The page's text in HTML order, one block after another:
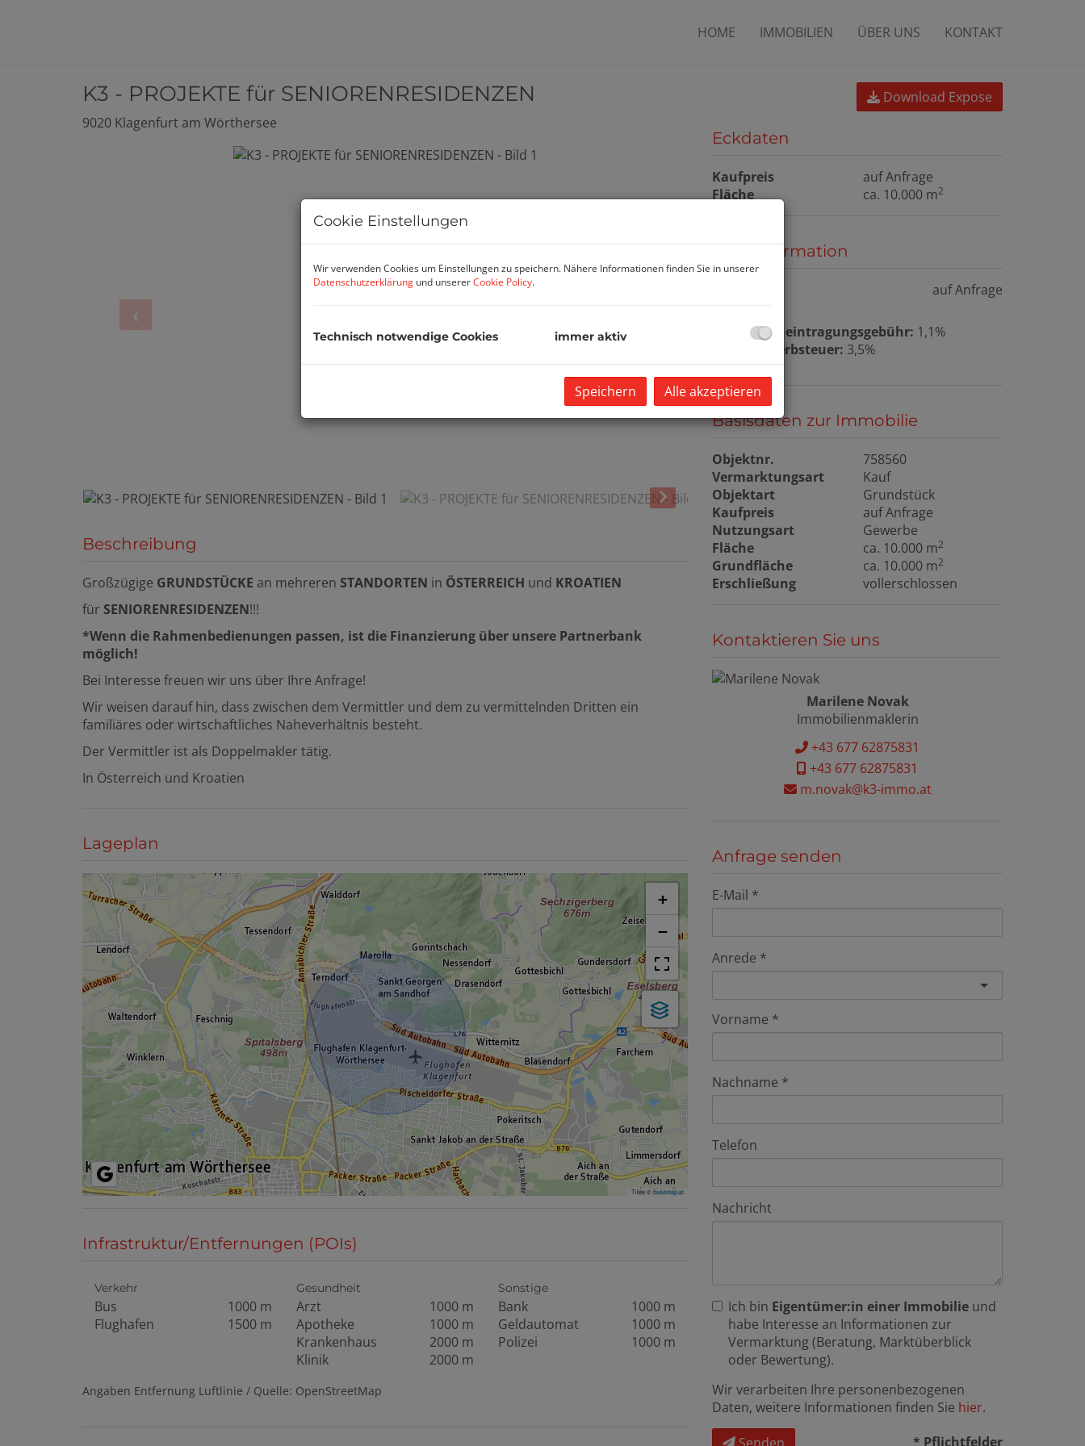
HOME IMMOBILIEN ÜBER UNS KONTAKT
K3 - PROJEKTE für SENIORENRESIDENZEN
9020 Klagenfurt am Wörthersee
Beschreibung
Großzügige GRUNDSTÜCKE an mehreren STANDORTEN in ÖSTERREICH und KROATIEN
für SENIORENRESIDENZEN!!!
*Wenn die Rahmenbedienungen passen, ist die Finanzierung über unsere Partnerbank
möglich!
Bei Interesse freuen wir uns über Ihre Anfrage!
Wir weisen darauf hin, dass zwischen dem Vermittler und dem zu vermittelnden Dritten ein
familiäres oder wirtschaftliches Naheverhältnis besteht.
Der Vermittler ist als Doppelmakler tätig.
In Österreich und Kroatien
Lageplan
+
−
Tiles ©basemap.at
Infrastruktur/Entfernungen (POIs)
Verkehr
Bus
1000 m
Flughafen
1500 m
Gesundheit
Arzt
1000 m
Apotheke
1000 m
Krankenhaus
2000 m
Klinik
2000 m
Sonstige
Bank
1000 m
Geldautomat
1000 m
Polizei
1000 m
Angaben Entfernung Luftlinie / Quelle: OpenStreetMap
Download Expose
Eckdaten
Kaufpreis
auf Anfrage
Fläche
ca. 10.000 m2
Preisinformation
auf Anfrage
Grundbucheintragungsgebühr: 1,1%
Grunderwerbsteuer: 3,5%
Basisdaten zur Immobilie
Objektnr.
758560
Vermarktungsart
Kauf
Objektart
Grundstück
Kaufpreis
auf Anfrage
Nutzungsart
Gewerbe
Fläche
ca. 10.000 m2
Grundfläche ca. 10.000 m2
Erschließung vollerschlossen
Kontaktieren Sie uns
Marilene Novak
Immobilienmaklerin
+43 677 62875831
+43 677 62875831
m.novak@k3-immo.at
Anfrage senden
E-Mail
Anrede
Vorname
Nachname
Telefon
Nachricht
Ich bin Eigentümer:in einer Immobilie und
habe Interesse an Informationen zur
Vermarktung (Beratung, Marktüberblick
oder Bewertung).
Wir verarbeiten Ihre personenbezogenen
Daten, weitere Informationen finden Sie hier.
* Pflichtfelder
Cookie Einstellungen
Wir verwenden Cookies um Einstellungen zu speichern. Nähere Informationen finden Sie in unserer
Datenschutzerklärung und unsererCookie Policy.
Technisch notwendige Cookies immer aktiv
Speichern Alle akzeptieren